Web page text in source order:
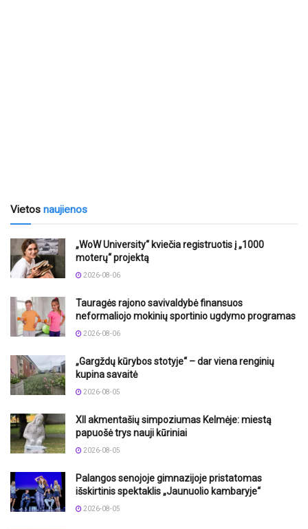
Vietos naujienos
„WoW University“ kviečia registruotis į „1000
moterų“ projektą
2026-08-06
Tauragės rajono savivaldybė finansuos
neformaliojo mokinių sportinio ugdymo programas
2026-08-06
„Gargždų kūrybos stotyje“ – dar viena renginių
kupina savaitė
2026-08-05
XII akmentašių simpoziumas Kelmėje: miestą
papuošė trys nauji kūriniai
2026-08-05
Palangos senojoje gimnazijoje pristatomas
išskirtinis spektaklis „Jaunuolio kambaryje“
2026-08-05